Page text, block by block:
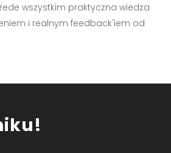
wszystkim praktyczna wiedza
i realnym feedback'iem od